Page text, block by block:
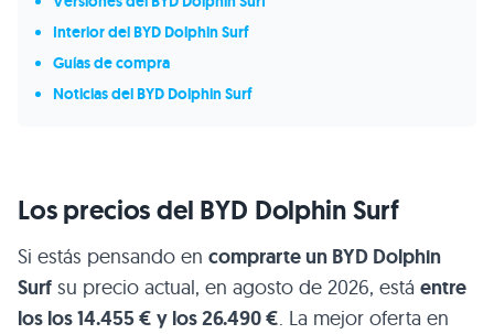
Interior del BYD Dolphin Surf
Guías de compra
Noticias del BYD Dolphin Surf
Los precios del BYD Dolphin Surf
Si estás pensando en comprarte un BYD Dolphin
Surf su precio actual, en agosto de 2026, está entre
los los 14.455 € y los 26.490 €. La mejor oferta en